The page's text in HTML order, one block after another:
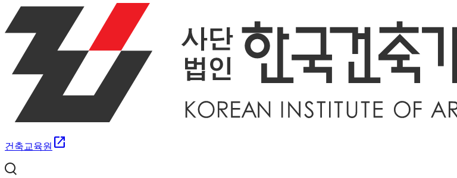
건축교육원 open_in_new